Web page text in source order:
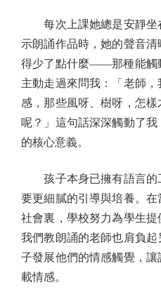
每次上課她總是安靜坐
示朗誦作品時，她的聲音
得少了點什麼——那種能觸
主動走過來問我：「老師
感，那些風呀、樹呀，怎
呢？」這句話深深觸動了
的核心意義。
孩子本身已擁有語言的
要更細膩的引導與培養。
社會裏，學校努力為學生提
我們教朗誦的老師也肩負
子發展他們的情感觸覺，
載情感。